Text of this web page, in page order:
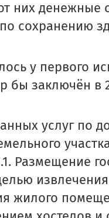
них денежные
сохранению
у первого
бы заключён в
услуг по
Размещение
жилого